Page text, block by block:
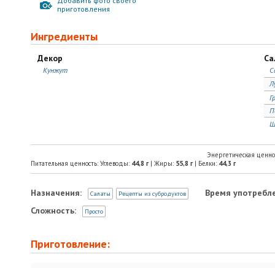
приготовления
Ингредиенты
Декор
Кунжут
Энергетическая
Питательная ценность: Углеводы: 44,8 г| Жиры: 55,8 г| Белки: 44,3 г
Назначения: Салаты Рецепты из субродуктов
Время
Сложность:
Просто
Приготовление: